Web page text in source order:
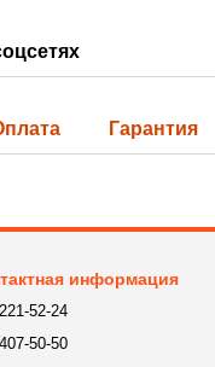
Гарантия
информация
52-24
50-50